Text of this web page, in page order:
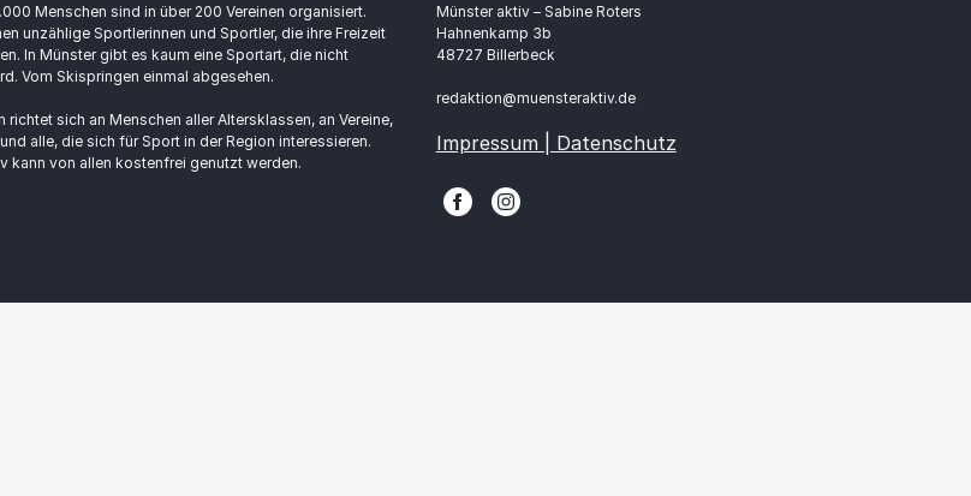
Menschen sind in über 200 Vereinen organisiert.
unzählige Sportlerinnen und Sportler, die ihre Freizeit
In Münster gibt es kaum eine Sportart, die nicht
Vom Skispringen einmal abgesehen.
richtet sich an Menschen aller Altersklassen, an Vereine,
alle, die sich für Sport in der Region interessieren.
kann von allen kostenfrei genutzt werden.
Münster aktiv – Sabine Roters
Hahnenkamp 3b
48727 Billerbeck
redaktion@muensteraktiv.de
Impressum | Datenschutz